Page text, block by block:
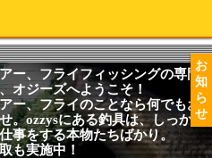
お
知
ら
せ
ー、フライフィッシングの専門
オジーズへようこそ！
ー、フライのことなら何でもお
。ozzysにある釣具は、しっかり
事をする本物たちばかり。
も実施中！